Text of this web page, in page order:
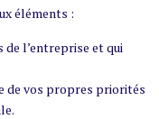
éléments :
de l’entreprise et qui
de vos propres priorités